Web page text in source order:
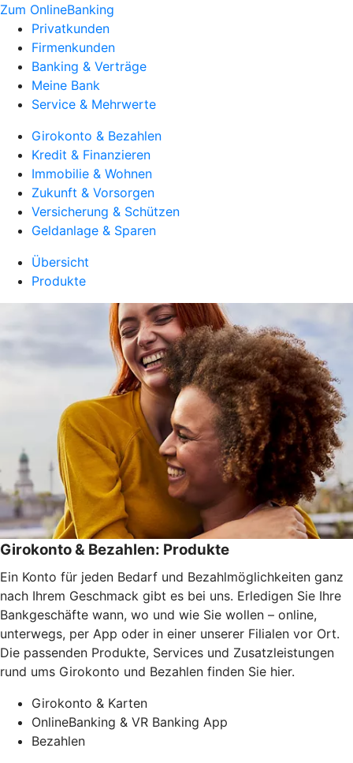
Zum OnlineBanking
Privatkunden
Firmenkunden
Banking & Verträge
Meine Bank
Service & Mehrwerte
Girokonto & Bezahlen
Kredit & Finanzieren
Immobilie & Wohnen
Zukunft & Vorsorgen
Versicherung & Schützen
Geldanlage & Sparen
Übersicht
Produkte
Girokonto & Bezahlen: Produkte
Ein Konto für jeden Bedarf und Bezahlmöglichkeiten ganz
nach Ihrem Geschmack gibt es bei uns. Erledigen Sie Ihre
Bankgeschäfte wann, wo und wie Sie wollen – online,
unterwegs, per App oder in einer unserer Filialen vor Ort.
Die passenden Produkte, Services und Zusatzleistungen
rund ums Girokonto und Bezahlen finden Sie hier.
Girokonto & Karten
OnlineBanking & VR Banking App
Bezahlen